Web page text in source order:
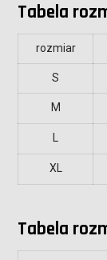
Tabela
rozmiar
S
M
XL
Tabela